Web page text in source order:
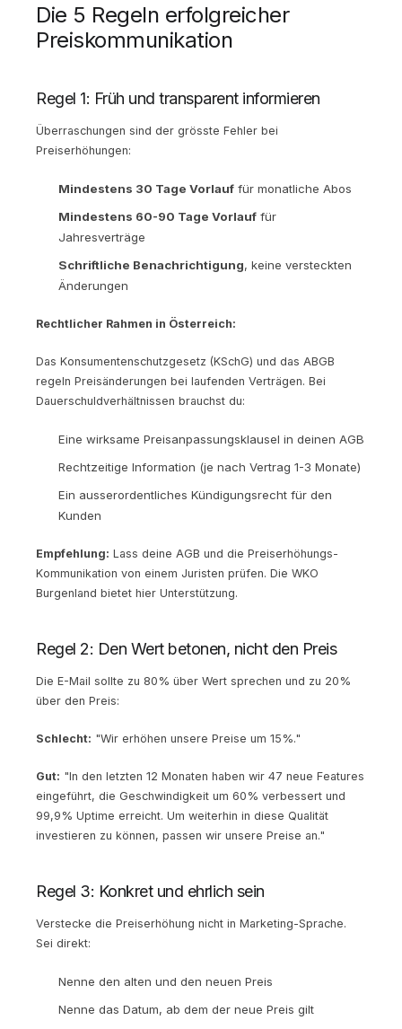
Die 5 Regeln erfolgreicher
Preiskommunikation
Regel 1: Früh und transparent informieren
Überraschungen sind der grösste Fehler bei
Preiserhöhungen:
Mindestens 30 Tage Vorlauf für monatliche Abos
Mindestens 60-90 Tage Vorlauf für
Jahresverträge
Schriftliche Benachrichtigung, keine versteckten
Änderungen
Rechtlicher Rahmen in Österreich:
Das Konsumentenschutzgesetz (KSchG) und das ABGB
regeln Preisänderungen bei laufenden Verträgen. Bei
Dauerschuldverhältnissen brauchst du:
Eine wirksame Preisanpassungsklausel in deinen AGB
Rechtzeitige Information (je nach Vertrag 1-3 Monate)
Ein ausserordentliches Kündigungsrecht für den
Kunden
Empfehlung: Lass deine AGB und die Preiserhöhungs-
Kommunikation von einem Juristen prüfen. Die WKO
Burgenland bietet hier Unterstützung.
Regel 2: Den Wert betonen, nicht den Preis
Die E-Mail sollte zu 80% über Wert sprechen und zu 20%
über den Preis:
Schlecht: "Wir erhöhen unsere Preise um 15%."
Gut: "In den letzten 12 Monaten haben wir 47 neue Features
eingeführt, die Geschwindigkeit um 60% verbessert und
99,9% Uptime erreicht. Um weiterhin in diese Qualität
investieren zu können, passen wir unsere Preise an."
Regel 3: Konkret und ehrlich sein
Verstecke die Preiserhöhung nicht in Marketing-Sprache.
Sei direkt:
Nenne den alten und den neuen Preis
Nenne das Datum, ab dem der neue Preis gilt